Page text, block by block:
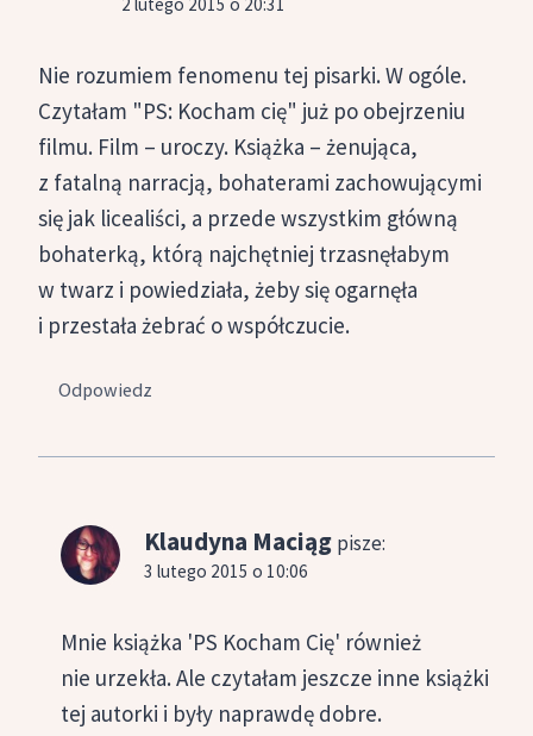
Nie rozumiem fenomenu tej pisarki. W ogóle.
Czytałam "PS: Kocham cię" już po obejrzeniu
filmu. Film – uroczy. Książka – żenująca,
z fatalną narracją, bohaterami zachowującymi
się jak licealiści, a przede wszystkim główną
bohaterką, którą najchętniej trzasnęłabym
w twarz i powiedziała, żeby się ogarnęła
i przestała żebrać o współczucie.
Odpowiedz
Klaudyna Maciąg pisze:
3 lutego 2015 o 10:06
Mnie książka 'PS Kocham Cię' również
nie urzekła. Ale czytałam jeszcze inne książki
tej autorki i były naprawdę dobre.